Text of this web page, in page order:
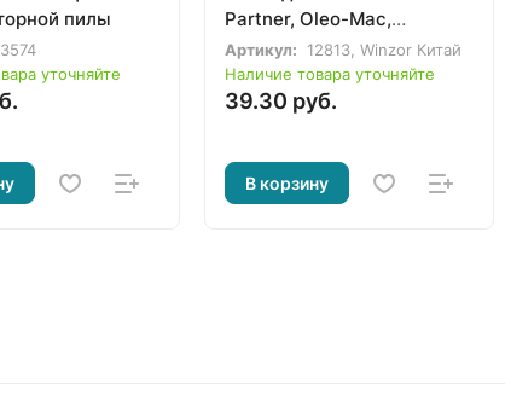
пилы
уточняйте
Partner, Oleo-Mac,
Husqvarna
Артикул:
12813, Winzor Китай
Наличие товара уточняйте
39.30 руб.
В корзину